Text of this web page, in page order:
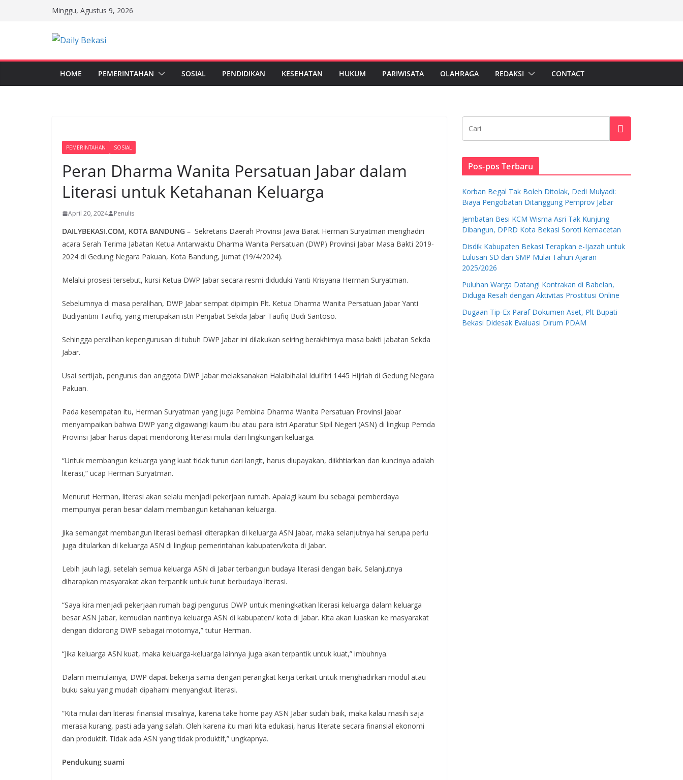
Minggu, Agustus 9, 2026
HOME PEMERINTAHAN SOSIAL PENDIDIKAN KESEHATAN HUKUM PARIWISATA OLAHRAGA REDAKSI CONTACT
PEMERINTAHAN SOSIAL
Peran Dharma Wanita Persatuan Jabar dalam
Literasi untuk Ketahanan Keluarga
April 20, 2024 Penulis
DAILYBEKASI.COM, KOTA BANDUNG – Sekretaris Daerah Provinsi Jawa Barat Herman Suryatman menghadiri
acara Serah Terima Jabatan Ketua Antarwaktu Dharma Wanita Persatuan (DWP) Provinsi Jabar Masa Bakti 2019-
2024 di Gedung Negara Pakuan, Kota Bandung, Jumat (19/4/2024).
Melalui prosesi tersebut, kursi Ketua DWP Jabar secara resmi diduduki Yanti Krisyana Herman Suryatman.
Sebelumnya di masa peralihan, DWP Jabar sempat dipimpin Plt. Ketua Dharma Wanita Persatuan Jabar Yanti
Budiyantini Taufiq, yang merupakan istri Penjabat Sekda Jabar Taufiq Budi Santoso.
Sehingga peralihan kepengurusan di tubuh DWP Jabar ini dilakukan seiring berakhirnya masa bakti jabatan Sekda
Jabar.
Usai sertijab, pengurus dan anggota DWP Jabar melaksanakan Halalbihalal Idulfitri 1445 Hijriah di Gedung Negara
Pakuan.
Pada kesempatan itu, Herman Suryatman yang juga Pembina Dharma Wanita Persatuan Provinsi Jabar
menyampaikan bahwa DWP yang digawangi kaum ibu atau para istri Aparatur Sipil Negeri (ASN) di lingkup Pemda
Provinsi Jabar harus dapat mendorong literasi mulai dari lingkungan keluarga.
“Untuk membangun keluarga yang kuat tidak turun dari langit, harus diupayakan, diikhtiarkan dan kuncinya adalah
literasi,” ucap Herman Suryatman.
Menurut Herman, literasi akan selalu menjadi pekerjaan rumah. Apalagi kaum ibu sebagai pemberdaya
mempunyai peran besar dalam membangun ketahanan keluarga.
Jika semangat membangun literasi berhasil diterapkan di keluarga ASN Jabar, maka selanjutnya hal serupa perlu
juga ditularkan di keluarga ASN di lingkup pemerintahan kabupaten/kota di Jabar.
Lebih jauh lagi, setelah semua keluarga ASN di Jabar terbangun budaya literasi dengan baik. Selanjutnya
diharapkan masyarakat akan terpantik untuk turut berbudaya literasi.
“Saya kira menjadi pekerjaan rumah bagi pengurus DWP untuk meningkatkan literasi keluarga dalam keluarga
besar ASN Jabar, kemudian nantinya keluarga ASN di kabupaten/ kota di Jabar. Kita akan luaskan ke masyarakat
dengan didorong DWP sebagai motornya,” tutur Herman.
“Jika keluarga ASN kuat, maka keluarga-keluarga lainnya juga akan terpantik untuk kuat,” imbuhnya.
Dalam memulainya, DWP dapat bekerja sama dengan perangkat kerja terkait untuk menghadirkan modul atau
buku saku yang mudah dipahami menyangkut literasi.
“Kita mulai dari literasi finansial misalnya, karena take home pay ASN Jabar sudah baik, maka kalau masih saja
merasa kurang, pasti ada yang salah. Oleh karena itu mari kita edukasi, harus literate secara finansial ekonomi
dan produktif. Tidak ada ASN yang tidak produktif,” ungkapnya.
Pendukung suami
Pos-pos Terbaru
Korban Begal Tak Boleh Ditolak, Dedi Mulyadi:
Biaya Pengobatan Ditanggung Pemprov Jabar
Jembatan Besi KCM Wisma Asri Tak Kunjung
Dibangun, DPRD Kota Bekasi Soroti Kemacetan
Disdik Kabupaten Bekasi Terapkan e-Ijazah untuk
Lulusan SD dan SMP Mulai Tahun Ajaran
2025/2026
Puluhan Warga Datangi Kontrakan di Babelan,
Diduga Resah dengan Aktivitas Prostitusi Online
Dugaan Tip-Ex Paraf Dokumen Aset, Plt Bupati
Bekasi Didesak Evaluasi Dirum PDAM